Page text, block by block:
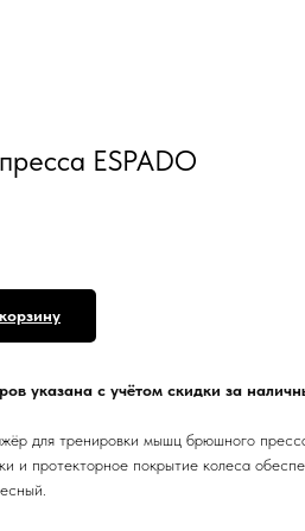
ESPADO
указана с учётом скидки за
для тренировки мышц брюшного
и протекторное покрытие колеса